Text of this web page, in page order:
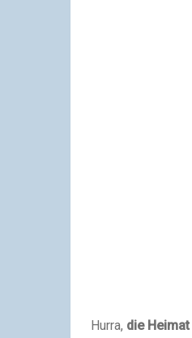
Hurra, die Heimat